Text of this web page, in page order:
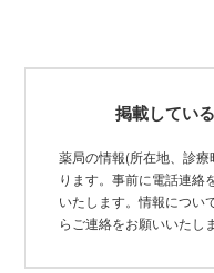
掲載してい
薬局の情報(所在地、診
ります。事前に電話連絡
いたします。情報につい
らご連絡をお願いいたし